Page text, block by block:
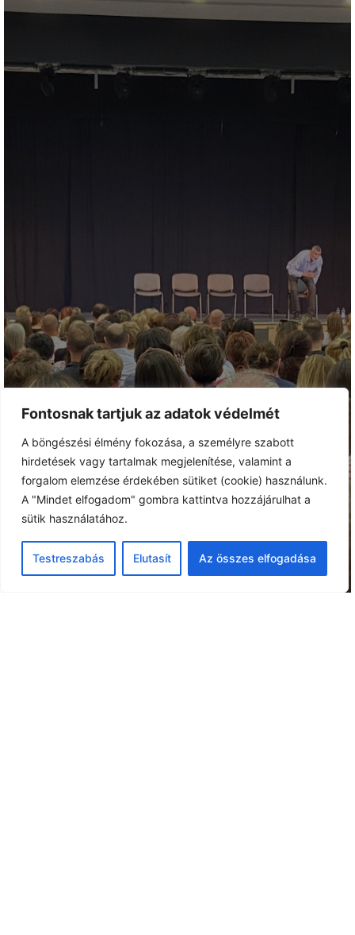
Fontosnak tartjuk az adatok védelmét
A böngészési élmény fokozása, a személyre szabott
hirdetések vagy tartalmak megjelenítése, valamint a
forgalom elemzése érdekében sütiket (cookie) használunk.
A "Mindet elfogadom" gombra kattintva hozzájárulhat a
sütik használatához.
Testreszabás Elutasít Az összes elfogadása
ELŐADÁSAINK